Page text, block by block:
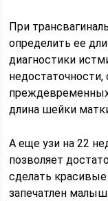
При
определить ее
диагностики
преждевременных
длина шейки
А еще узи на 22
позволяет
сделать
запечатлен малыш.